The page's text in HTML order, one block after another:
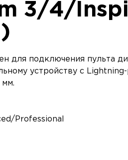
3/4/
для подключения пульта
устройству с
мм.
Professional